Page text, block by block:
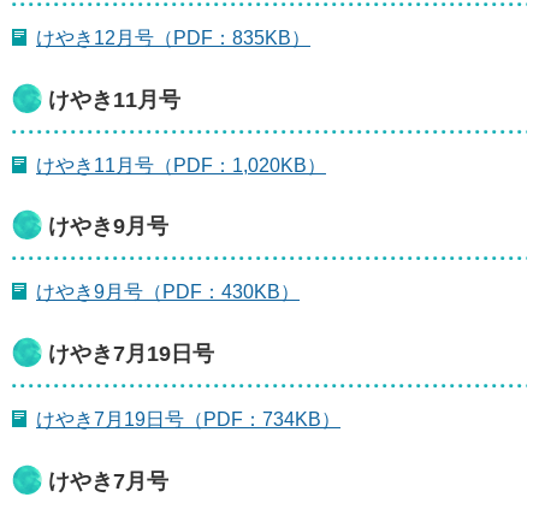
けやき12月号（PDF：835KB）
けやき11月号
けやき11月号（PDF：1,020KB）
けやき9月号
けやき9月号（PDF：430KB）
けやき7月19日号
けやき7月19日号（PDF：734KB）
けやき7月号